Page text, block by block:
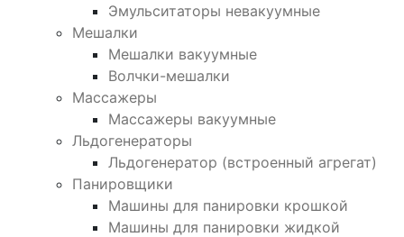
Эмульситаторы невакуумные
Мешалки
Мешалки вакуумные
Волчки-мешалки
Массажеры
Массажеры вакуумные
Льдогенераторы
Льдогенератор (встроенный агрегат)
Панировщики
Машины для панировки крошкой
Машины для панировки жидкой